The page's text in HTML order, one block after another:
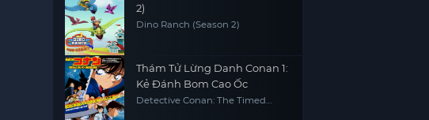
2)
Dino Ranch (Season 2)
Thám Tử Lừng Danh Conan 1:
Kẻ Đánh Bom Cao Ốc
Detective Conan: The Timed